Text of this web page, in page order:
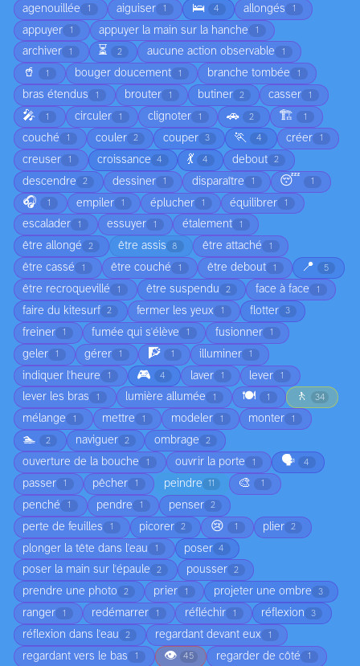
agenouillée 1 aiguiser 1 🛌 4 allongés 1
appuyer 1 appuyer la main sur la hanche 1
archiver 1 ⏳ 2 aucune action observable 1
🥤 1 bouger doucement 1 branche tombée 1
bras étendus 1 brouter 1 butiner 2 casser 1
🎤 1 circuler 1 clignoter 1 🚗 2 🏗️ 1
couché 1 couler 2 couper 3 🏃 4 créer 1
creuser 1 croissance 4 💃 4 debout 2
descendre 2 dessiner 1 disparaître 1 😴 1
🎧 1 empiler 1 éplucher 1 équilibrer 1
escalader 1 essuyer 1 étalement 1
être allongé 2 être assis 8 être attaché 1
être cassé 1 être couché 1 être debout 1 📍 5
être recroquevillé 1 être suspendu 2 face à face 1
faire du kitesurf 2 fermer les yeux 1 flotter 3
freiner 1 fumée qui s'élève 1 fusionner 1
geler 1 gérer 1 🧗 1 illuminer 1
indiquer l'heure 1 🎮 4 laver 1 lever 1
lever les bras 1 lumière allumée 1 🍽️ 1 🚶 34
mélange 1 mettre 1 modeler 1 monter 1
🏊 2 naviguer 2 ombrage 2
ouverture de la bouche 1 ouvrir la porte 1 🗣️ 4
passer 1 pêcher 1 peindre 11 🎨 1
penché 1 pendre 1 penser 2
perte de feuilles 1 picorer 2 😢 1 plier 2
plonger la tête dans l'eau 1 poser 4
poser la main sur l'épaule 2 pousser 2
prendre une photo 2 prier 1 projeter une ombre 3
ranger 1 redémarrer 1 réfléchir 1 réflexion 3
réflexion dans l'eau 2 regardant devant eux 1
regardant vers le bas 1 👁️ 45 regarder de côté 1